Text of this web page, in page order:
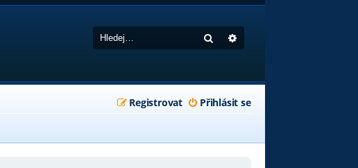
Hledat
Přihlásit se
Registrovat